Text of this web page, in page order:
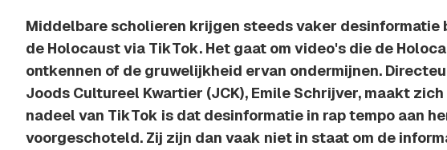
Middelbare scholieren krijgen steeds vaker desinformatie
de Holocaust via TikTok. Het gaat om video's die de
ontkennen of de gruwelijkheid ervan ondermijnen.
Joods Cultureel Kwartier (JCK), Emile Schrijver, maakt
nadeel van TikTok is dat desinformatie in rap tempo aan
voorgeschoteld. Zij zijn dan vaak niet in staat om de